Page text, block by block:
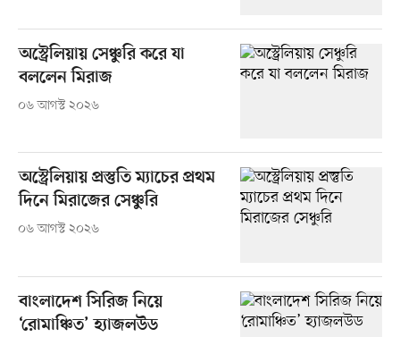
অস্ট্রেলিয়ায় সেঞ্চুরি করে যা
বললেন মিরাজ
০৬ আগস্ট ২০২৬
অস্ট্রেলিয়ায় প্রস্তুতি ম্যাচের প্রথম
দিনে মিরাজের সেঞ্চুরি
০৬ আগস্ট ২০২৬
বাংলাদেশ সিরিজ নিয়ে
‘রোমাঞ্চিত’ হ্যাজলউড